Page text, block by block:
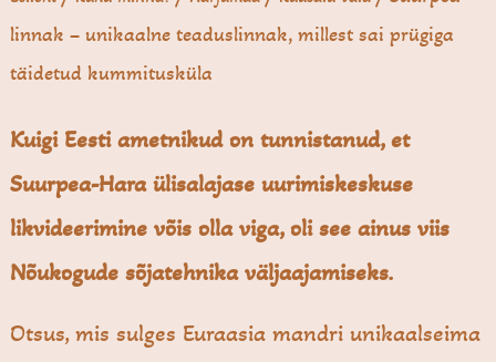
linnak – unikaalne teaduslinnak, millest sai prügiga
täidetud kummitusküla
Kuigi Eesti ametnikud on tunnistanud, et
Suurpea-Hara ülisalajase uurimiskeskuse
likvideerimine võis olla viga, oli see ainus viis
Nõukogude sõjatehnika väljaajamiseks.
Otsus, mis sulges Euraasia mandri unikaalseima